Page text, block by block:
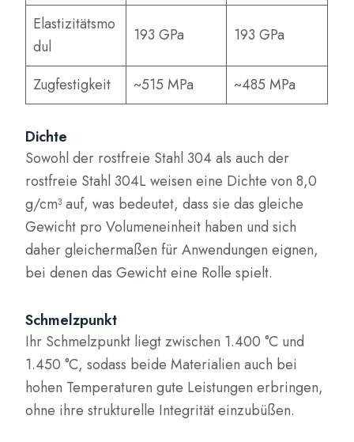
Elastizitätsmo
dul
193 GPa 193 GPa
Zugfestigkeit ~515 MPa ~485 MPa
Dichte
Sowohl der rostfreie Stahl 304 als auch der
rostfreie Stahl 304L weisen eine Dichte von 8,0
g/cm³ auf, was bedeutet, dass sie das gleiche
Gewicht pro Volumeneinheit haben und sich
daher gleichermaßen für Anwendungen eignen,
bei denen das Gewicht eine Rolle spielt.
Schmelzpunkt
Ihr Schmelzpunkt liegt zwischen 1.400 °C und
1.450 °C, sodass beide Materialien auch bei
hohen Temperaturen gute Leistungen erbringen,
ohne ihre strukturelle Integrität einzubüßen.